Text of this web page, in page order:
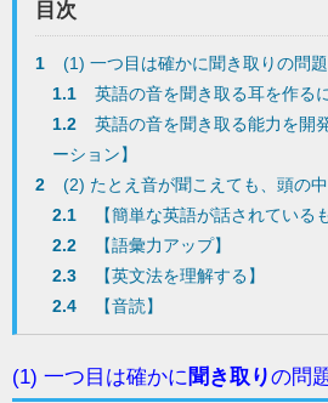
目次
1
(1) 一つ目は確かに聞き取りの問題
1.1
英語の音を聞き取る耳を作る
1.2
英語の音を聞き取る能力を開
ーション】
2
(2) たとえ音が聞こえても、頭の
2.1
【簡単な英語が話されている
2.2
【語彙力アップ】
2.3
【英文法を理解する】
2.4
【音読】
(1) 一つ目は確かに聞き取りの問